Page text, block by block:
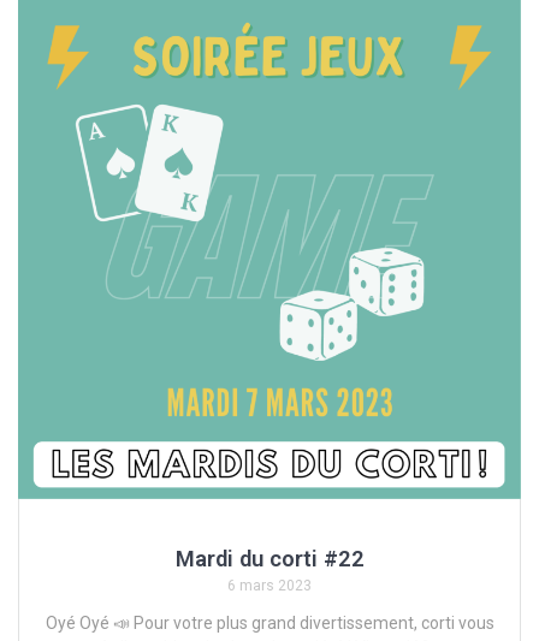
Mardi du corti #22
6 mars 2023
Oyé Oyé 📣 Pour votre plus grand divertissement, corti vous